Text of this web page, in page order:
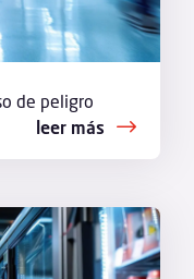
de peligro
leer más